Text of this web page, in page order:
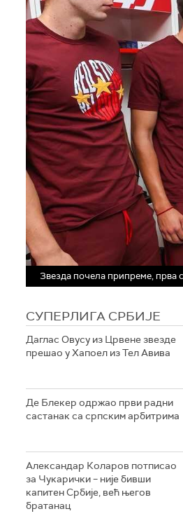
Звезда почела припреме, прва
СУПЕРЛИГА СРБИЈЕ
Даглас Овусу из Црвене звезде
прешао у Хапоел из Тел Авива
Де Блекер одржао први радни
састанак са српским арбитрима
Александар Коларов потписао
за Чукарички – није бивши
капитен Србије, већ његов
братанац